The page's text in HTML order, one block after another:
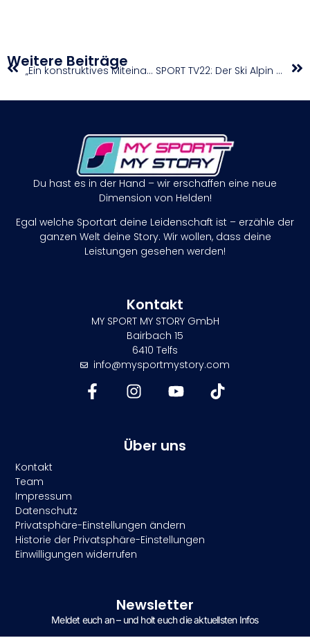
Weitere Beiträge „Ein konstruktives Miteinander“ in der Steiermark SPORT TV22: Der Ski Alpin Europacup in Sestriere mit der Tirolerin Valentina Rings-Wanner
Du hast es in der Hand – wir erschaffen eine neue
Dimension von Helden!
Egal welche Sportart deine Leidenschaft ist – erzähle der
ganzen Welt deine Story. Wir wollen, dass deine
Leistungen gesehen werden!
Kontakt
MY SPORT MY STORY GmbH
Bairbach 15
6410 Telfs
info@mysportmystory.com
Über uns
Kontakt
Team
Impressum
Datenschutz
Privatsphäre-Einstellungen ändern
Historie der Privatsphäre-Einstellungen
Einwilligungen widerrufen
Newsletter
Meldet euch an – und holt euch die aktuellsten Infos